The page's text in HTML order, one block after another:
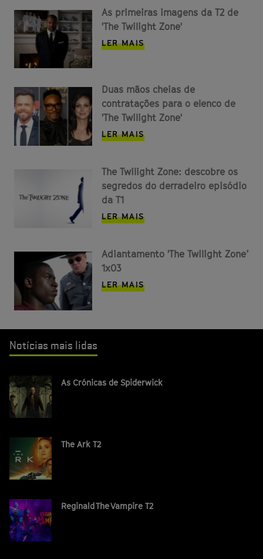
As primeiras imagens da T2 de
'The Twilight Zone'
LER MAIS
Duas mãos cheias de
contratações para o elenco de
'The Twilight Zone'
LER MAIS
The Twilight Zone: descobre os
segredos do derradeiro episódio
da T1
LER MAIS
Adiantamento 'The Twilight Zone’
1x03
LER MAIS
Notícias mais lidas
As Crónicas de Spiderwick
The Ark T2
Reginald The Vampire T2